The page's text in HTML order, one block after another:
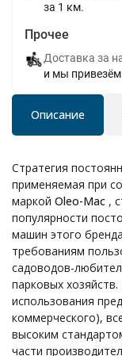
за 1 км.
Прочее
Доставка за
и мы привезём
Описание
Стратегия
применяемая при
маркой Oleo-Mac ,
популярности
машин этого
требованиям
садоводов-
парковых
использования
коммерческого),
высоким
части